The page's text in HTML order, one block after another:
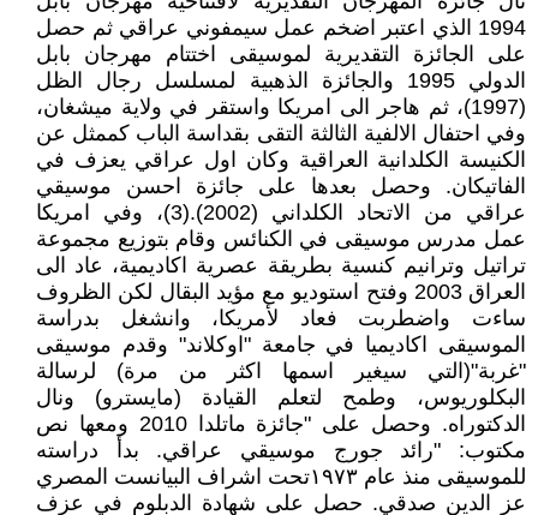
1994 الذي اعتبر اضخم عمل سيمفوني عراقي ثم حصل
على الجائزة التقديرية لموسيقى اختتام مهرجان بابل
الدولي 1995 والجائزة الذهبية لمسلسل رجال الظل
(1997)، ثم هاجر الى امريكا واستقر في ولاية ميشغان،
وفي احتفال الالفية الثالثة التقى بقداسة الباب كممثل عن
الكنيسة الكلدانية العراقية وكان اول عراقي يعزف في
الفاتيكان. وحصل بعدها على جائزة احسن موسيقي
عراقي من الاتحاد الكلداني (2002).(3)، وفي امريكا
عمل مدرس موسيقى في الكنائس وقام بتوزيع مجموعة
تراتيل وترانيم كنسية بطريقة عصرية اكاديمية، عاد الى
العراق 2003 وفتح استوديو مع مؤيد البقال لكن الظروف
ساءت واضطربت فعاد لأمريكا، وانشغل بدراسة
الموسيقى اكاديميا في جامعة "اوكلاند" وقدم موسيقى
"غربة"(التي سيغير اسمها اكثر من مرة) لرسالة
البكلوريوس، وطمح لتعلم القيادة (مايسترو) ونال
الدكتوراه. وحصل على "جائزة ماتلدا 2010 ومعها نص
مكتوب: "رائد جورج موسيقي عراقي. بدأ دراسته
للموسيقى منذ عام ١٩٧٣تحت اشراف البيانست المصري
عز الدين صدقي. حصل على شهادة الدبلوم في عزف